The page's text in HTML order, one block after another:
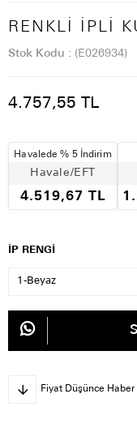
RENKLI İPLI
Stok Kodu (E026934)
4.757,55 TL
Havalede % 5 İndirim
Havale/EFT
4.519,67 TL
İP RENGİ
Fiyat Düşünce Haber